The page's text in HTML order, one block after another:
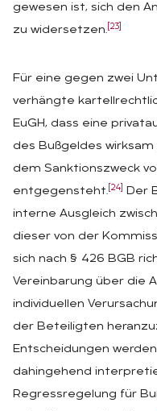
gewesen ist, sich den
zu widersetzen. [23]
Für eine gegen zwei
verhängte
EuGH, dass eine
des Bußgeldes
dem Sanktionszweck
entgegensteht. [24]
Der
interne Ausgleich
dieser von der
sich nach § 426 BGB
Vereinbarung über die
individuellen
der Beteiligten
Entscheidungen
dahingehend
Regressregelung für